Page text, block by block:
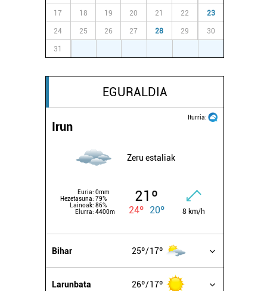
17 18 19 20 21 22 23
24 25 26 27 28 29 30
31
EGURALDIA
Iturria:
Irun
Zeru estaliak
Euria: 0mm
Hezetasuna: 79%
Lainoak: 86%
Elurra: 4400m
21º
24º 20º 8 km/h
Bihar 25º 17º
Larunbata 26º 17º